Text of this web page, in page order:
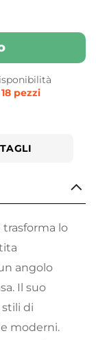
18 pezzi
trasforma lo
angolo
Il suo
di
moderni.